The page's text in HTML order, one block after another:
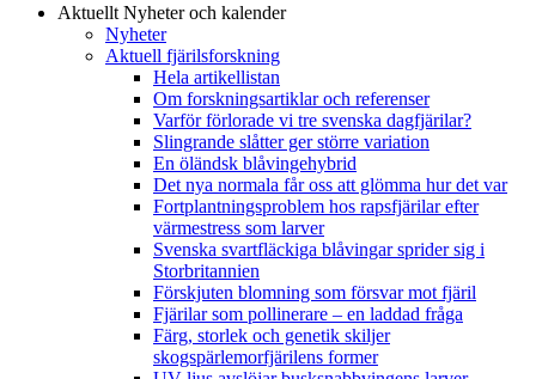
Aktuellt Nyheter och kalender
Nyheter
Aktuell fjärilsforskning
Hela artikellistan
Om forskningsartiklar och referenser
Varför förlorade vi tre svenska dagfjärilar?
Slingrande slåtter ger större variation
En öländsk blåvingehybrid
Det nya normala får oss att glömma hur det var
Fortplantningsproblem hos rapsfjärilar efter
värmestress som larver
Svenska svartfläckiga blåvingar sprider sig i
Storbritannien
Förskjuten blomning som försvar mot fjäril
Fjärilar som pollinerare – en laddad fråga
Färg, storlek och genetik skiljer
skogspärlemorfjärilens former